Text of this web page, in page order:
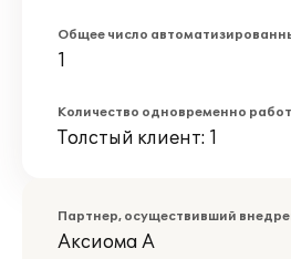
Общее число
1
Количество одновременно
Толстый клиент: 1
Партнер, осуществивший
Аксиома А